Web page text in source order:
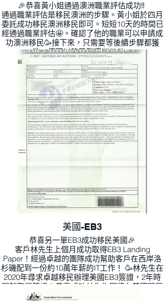
🎉恭喜黃小姐通過澳洲職業評估成功‼ ️
通過職業評估是移民澳洲的步驟。黃小姐於四月
委託成功移民澳洲移民即可。短短10天的時間已
經通過職業評估🤩。確認了他的職業可以申請成
功澳洲移民🥳接下來，只需要等後續步驟都獲
批，便可以移民到澳洲🎊🎊。
美國-EB3
恭喜另一單EB3成功移民美國🎉
客戶林先生上個月成功取得EB3 Landing
Paper！經過卓越的團隊成功幫助客戶在西岸洛
杉磯配到一份約10萬年薪的IT工作！ 🥳林先生在
2020年尋求卓越移民辦理美國EB3簽證，2年時
間就取得簽證🎉恭喜成功林先生即將在美國開展
新的工作生活🎊